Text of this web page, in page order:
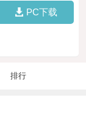
PC下载
排行